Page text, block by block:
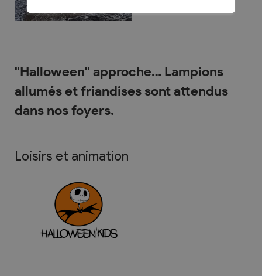
"Halloween" approche… Lampions
allumés et friandises sont attendus
dans nos foyers.
Loisirs et animation